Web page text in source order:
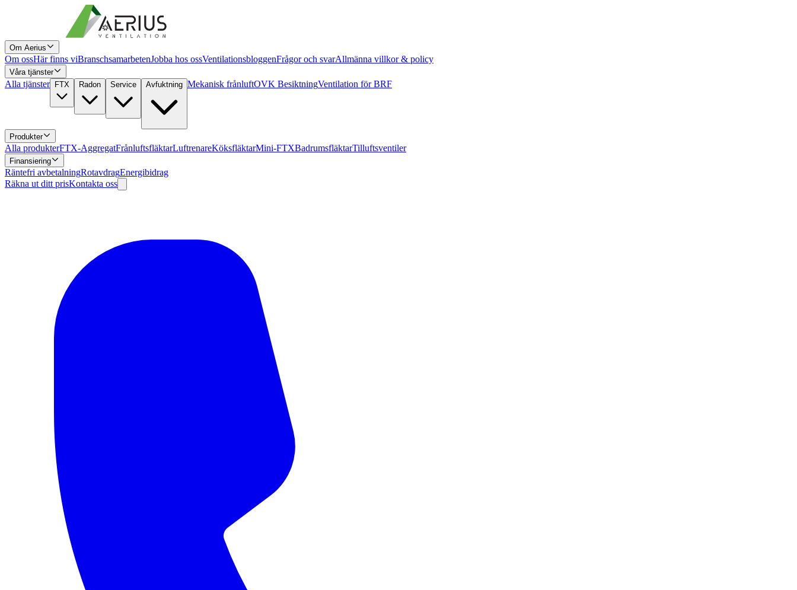
Om Aerius
Om ossHär finns viBranschsamarbetenJobba hos ossVentilationsbloggenFrågor och svarAllmänna villkor & policy
Våra tjänster
Alla tjänster FTX Radon Service Avfuktning Mekanisk frånluftOVK BesiktningVentilation för BRF
Produkter
Alla produkterFTX-AggregatFrånluftsfläktarLuftrenareKöksfläktarMini-FTXBadrumsfläktarTilluftsventiler
Finansiering
Räntefri avbetalningRotavdragEnergibidrag
Räkna ut ditt prisKontakta oss